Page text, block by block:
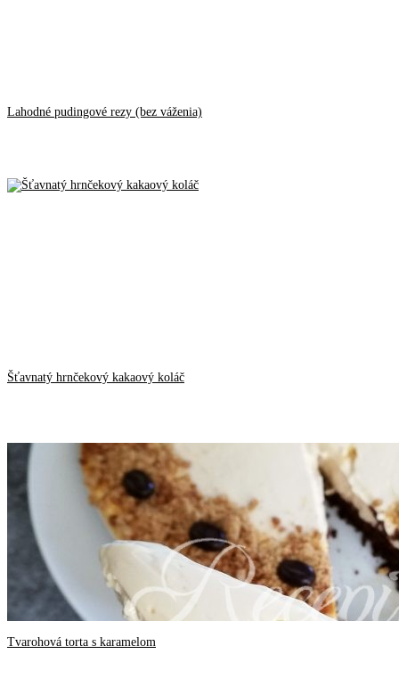
Lahodné pudingové rezy (bez váženia)
Šťavnatý hrnčekový kakaový koláč
Tvarohová torta s karamelom